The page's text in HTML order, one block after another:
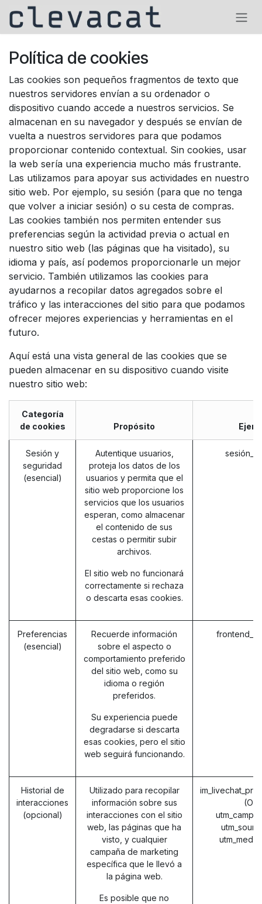
Ir al contenido
Política de cookies
Las cookies son pequeños fragmentos de texto que
nuestros servidores envían a su ordenador o
dispositivo cuando accede a nuestros servicios. Se
almacenan en su navegador y después se envían de
vuelta a nuestros servidores para que podamos
proporcionar contenido contextual. Sin cookies, usar
la web sería una experiencia mucho más frustrante.
Las utilizamos para apoyar sus actividades en nuestro
sitio web. Por ejemplo, su sesión (para que no tenga
que volver a iniciar sesión) o su cesta de compras.
Las cookies también nos permiten entender sus
preferencias según la actividad previa o actual en
nuestro sitio web (las páginas que ha visitado), su
idioma y país, así podemos proporcionarle un mejor
servicio. También utilizamos las cookies para
ayudarnos a recopilar datos agregados sobre el
tráfico y las interacciones del sitio para que podamos
ofrecer mejores experiencias y herramientas en el
futuro.
Aquí está una vista general de las cookies que se
pueden almacenar en su dispositivo cuando visite
nuestro sitio web:
Categoría
de cookies
Propósito
Sesión y
seguridad
(esencial)
Autentique usuarios,
proteja los datos de los
usuarios y permita que el
sitio web proporcione los
servicios que los usuarios
esperan, como almacenar
el contenido de sus
cestas o permitir subir
archivos.
El sitio web no funcionará
correctamente si rechaza
o descarta esas cookies.
Preferencias
(esencial)
Recuerde información
sobre el aspecto o
comportamiento preferido
del sitio web, como su
idioma o región
preferidos.
Su experiencia puede
degradarse si descarta
esas cookies, pero el sitio
web seguirá funcionando.
Historial de
interacciones
(opcional)
Utilizado para recopilar
información sobre sus
interacciones con el sitio
web, las páginas que ha
visto, y cualquier
campaña de marketing
específica que le llevó a
la página web.
Es posible que no